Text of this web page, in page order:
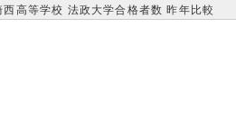
高等学校 法政大学合格者数 昨年比較